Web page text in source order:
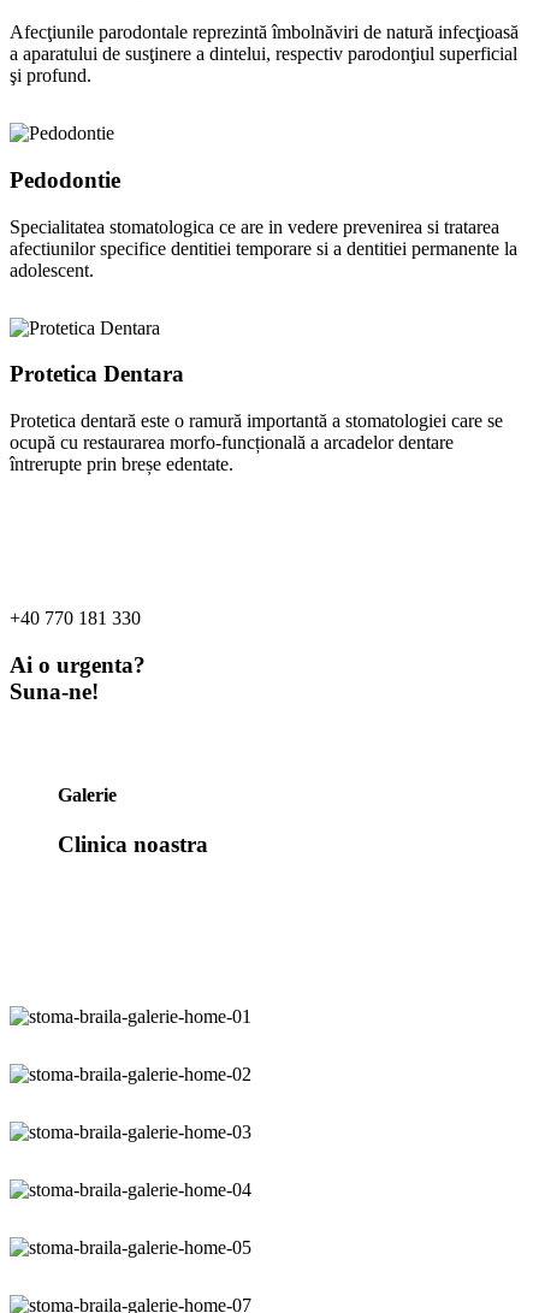
Afecţiunile parodontale reprezintă îmbolnăviri de natură infecţioasă
a aparatului de susţinere a dintelui, respectiv parodonţiul superficial
şi profund.
Pedodontie
Specialitatea stomatologica ce are in vedere prevenirea si tratarea
afectiunilor specifice dentitiei temporare si a dentitiei permanente la
adolescent.
Protetica Dentara
Protetica dentară este o ramură importantă a stomatologiei care se
ocupă cu restaurarea morfo-funcțională a arcadelor dentare
întrerupte prin breșe edentate.
+40 770 181 330
Ai o urgenta?
Suna-ne!
Galerie
Clinica noastra